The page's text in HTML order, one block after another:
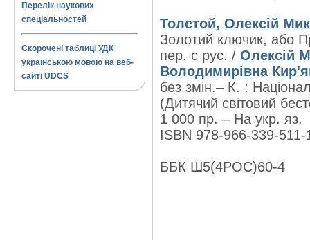
Перелік наукових
спеціальностей
Скорочені таблиці УДК
українською мовою на веб-
сайті UDCS
Толстой, Олексій
Золотий ключик, або
пер. с рус. / Олексій
Володимирівна
без змін.– К. :
(Дитячий світовий
1 000 пр. – На укр. яз.
ISBN 978-966-339-
ББК Ш5(4РОС)60-4